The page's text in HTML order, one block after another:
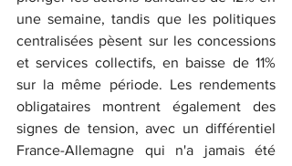
une semaine, tandis que les politiques
centralisées pèsent sur les concessions
et services collectifs, en baisse de 11%
sur la même période. Les rendements
obligataires montrent également des
signes de tension, avec un différentiel
France-Allemagne qui n'a jamais été